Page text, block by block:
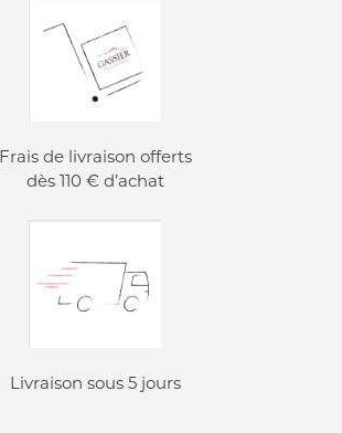
Frais de livraison offerts
dès 110 € d’achat
Livraison sous 5 jours